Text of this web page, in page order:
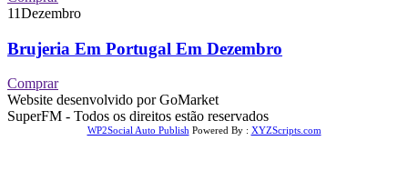
11Dezembro
Brujeria Em Portugal Em Dezembro
Comprar
Website desenvolvido por GoMarket
SuperFM - Todos os direitos estão reservados
WP2Social Auto Publish Powered By : XYZScripts.com